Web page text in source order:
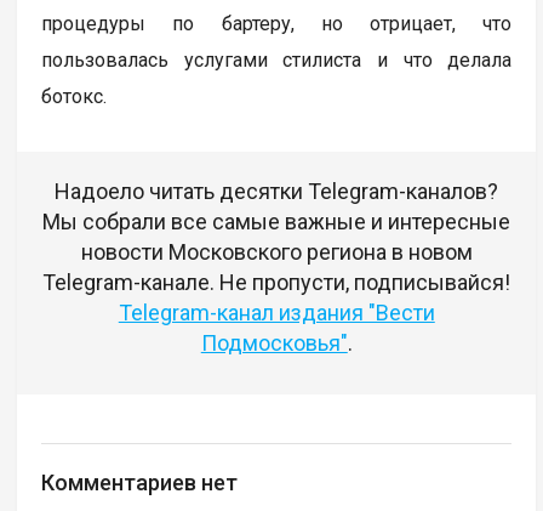
процедуры по бартеру, но отрицает, что
пользовалась услугами стилиста и что делала
ботокс.
Надоело читать десятки Telegram-каналов?
Мы собрали все самые важные и интересные
новости Московского региона в новом
Telegram-канале. Не пропусти, подписывайся!
Telegram-канал издания "Вести
Подмосковья".
Комментариев нет